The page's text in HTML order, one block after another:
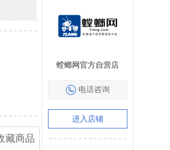
藏商品
螳螂网官方自营店
电话咨询
进入店铺